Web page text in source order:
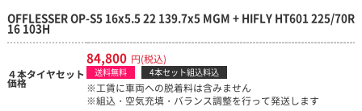
OFFLESSER OP-S5 16x5.5 22 139.7x5 MGM + HIFLY HT601 225/70R
16 103H
４本タイヤセット
価格
84,800 円(税込)
送料無料 4本セット組込料込
※工賃に車両への脱着料は含みません
※組込・空気充填・バランス調整を行って発送します